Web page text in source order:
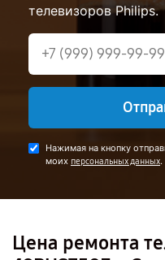
телевизоров Philips.
Нажимая на кнопку
моих персональных данных.
Цена ремонта